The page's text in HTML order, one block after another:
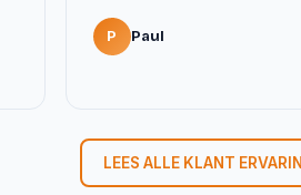
P Paul
LEES ALLE KLANT